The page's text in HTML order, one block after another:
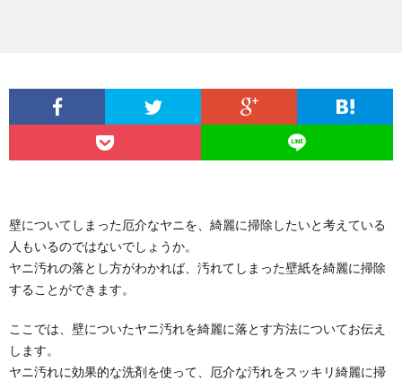
壁についてしまった厄介なヤニを、綺麗に掃除したいと考えている
人もいるのではないでしょうか。
ヤニ汚れの落とし方がわかれば、汚れてしまった壁紙を綺麗に掃除
することができます。
ここでは、壁についたヤニ汚れを綺麗に落とす方法についてお伝え
します。
ヤニ汚れに効果的な洗剤を使って、厄介な汚れをスッキリ綺麗に掃